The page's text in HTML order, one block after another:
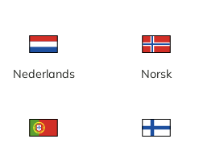
Nederlands Norsk
loop